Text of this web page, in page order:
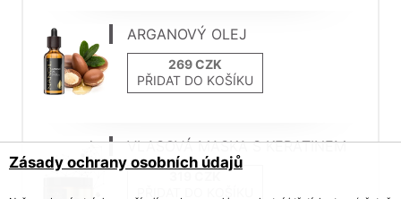
ARGANOVÝ OLEJ
PŘIDAT DO KOŠÍKU
VLASOVÁ MASKA S KERATINEM
Zásady ochrany osobních údajů